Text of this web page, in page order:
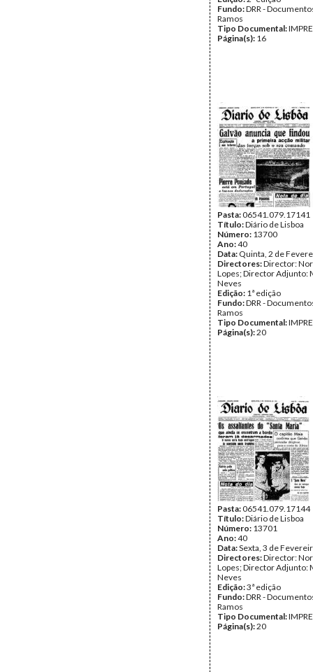
Fundo:DRR -
Ramos
Tipo Documental:
Página(s): 16
Pasta:06541.079.17141
Título:Diário de Lisboa
Número: 13700
Ano:40
Data: Quinta, 2 de
Directores:Director:
Lopes; Director Adjunto:
Neves
Edição: 1ª edição
Fundo:DRR -
Ramos
Tipo Documental:
Página(s):20
Pasta:06541.079.17144
Título:Diário de Lisboa
Número: 13701
Ano:40
Data:Sexta, 3 de
Directores:Director:
Lopes; Director Adjunto:
Neves
Edição:3ª edição
Fundo:DRR -
Ramos
Tipo Documental:
Página(s):20